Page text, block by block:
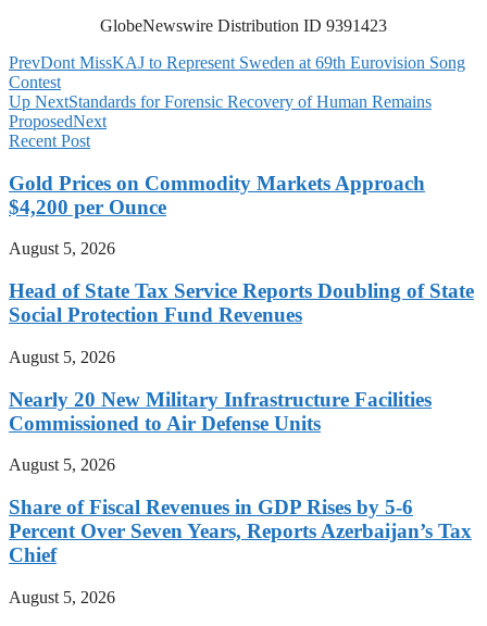
GlobeNewswire Distribution ID 9391423
PrevDont MissKAJ to Represent Sweden at 69th Eurovision Song
Contest
Up NextStandards for Forensic Recovery of Human Remains
ProposedNext
Recent Post
Gold Prices on Commodity Markets Approach
$4,200 per Ounce
August 5, 2026
Head of State Tax Service Reports Doubling of State
Social Protection Fund Revenues
August 5, 2026
Nearly 20 New Military Infrastructure Facilities
Commissioned to Air Defense Units
August 5, 2026
Share of Fiscal Revenues in GDP Rises by 5-6
Percent Over Seven Years, Reports Azerbaijan’s Tax
Chief
August 5, 2026